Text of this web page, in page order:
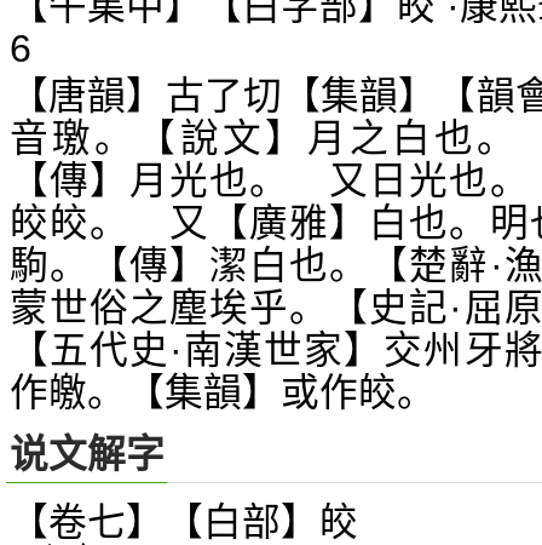
6
【唐韻】古了切【集韻】【韻
音璬。【說文】月之白也。
【傳】月光也。 又日光也。
皎皎。 又【廣雅】白也。明
駒。【傳】潔白也。【楚辭·
蒙世俗之塵埃乎。【史記·屈
【五代史·南漢世家】交州
作皦。【集韻】或作皎。
说文解字
【卷七】【白部】 皎